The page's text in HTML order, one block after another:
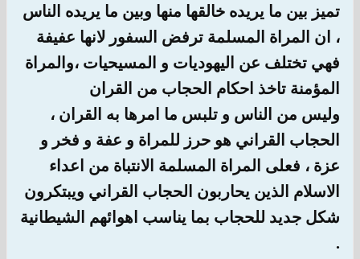
تميز بين ما يريده خالقها منها وبين ما يريده الناس
، ان المراة المسلمة ترفض السفور لانها عفيفة
فهي تختلف عن اليهوديات و المسيحيات ،والمراة
المؤمنة تاخذ احكام الحجاب من القران
وليس من الناس و تلبس ما امرها به القران ،
الحجاب القراني هو حرز للمراة و عفة و فخر و
عزة ، فعلى المراة المسلمة الانتباة من اعداء
الاسلام الذين يحاربون الحجاب القراني ويبتكرون
شكل جديد للحجاب بما يناسب اهوائهم الشيطانية
.